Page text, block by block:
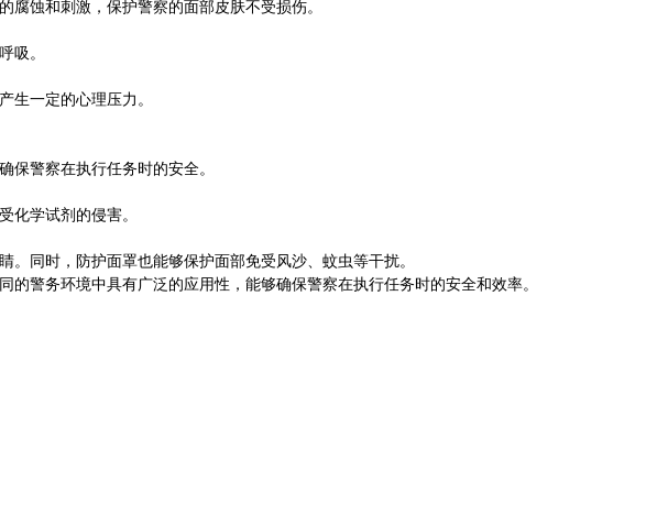
蚀和刺激，保护警察的面部皮肤不受损伤。
吸。
一定的心理压力。
警察在执行任务时的安全。
学试剂的侵害。
同时，防护面罩也能够保护面部免受风沙、蚊虫等干扰。
警务环境中具有广泛的应用性，能够确保警察在执行任务时的安全和效率。